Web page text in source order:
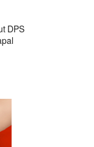
DPS